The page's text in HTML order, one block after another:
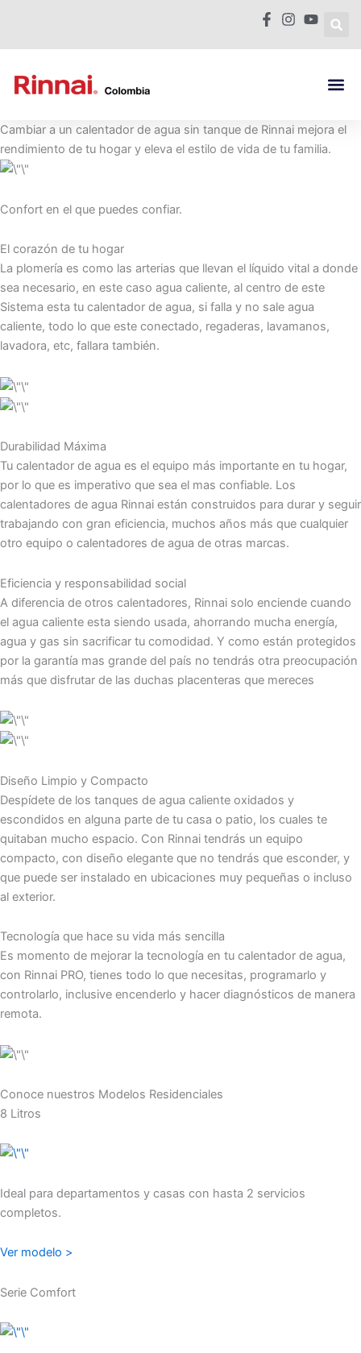
contenido
Cambiar a un calentador de agua sin tanque de Rinnai mejora el
rendimiento de tu hogar y eleva el estilo de vida de tu familia.
Confort en el que puedes confiar.
El corazón de tu hogar
La plomería es como las arterias que llevan el líquido vital a donde
sea necesario, en este caso agua caliente, al centro de este
Sistema esta tu calentador de agua, si falla y no sale agua
caliente, todo lo que este conectado, regaderas, lavamanos,
lavadora, etc, fallara también.
Durabilidad Máxima
Tu calentador de agua es el equipo más importante en tu hogar,
por lo que es imperativo que sea el mas confiable. Los
calentadores de agua Rinnai están construidos para durar y seguir
trabajando con gran eficiencia, muchos años más que cualquier
otro equipo o calentadores de agua de otras marcas.
Eficiencia y responsabilidad social
A diferencia de otros calentadores, Rinnai solo enciende cuando
el agua caliente esta siendo usada, ahorrando mucha energía,
agua y gas sin sacrificar tu comodidad. Y como están protegidos
por la garantía mas grande del país no tendrás otra preocupación
más que disfrutar de las duchas placenteras que mereces
Diseño Limpio y Compacto
Despídete de los tanques de agua caliente oxidados y
escondidos en alguna parte de tu casa o patio, los cuales te
quitaban mucho espacio. Con Rinnai tendrás un equipo
compacto, con diseño elegante que no tendrás que esconder, y
que puede ser instalado en ubicaciones muy pequeñas o incluso
al exterior.
Tecnología que hace su vida más sencilla
Es momento de mejorar la tecnología en tu calentador de agua,
con Rinnai PRO, tienes todo lo que necesitas, programarlo y
controlarlo, inclusive encenderlo y hacer diagnósticos de manera
remota.
Conoce nuestros Modelos Residenciales
8 Litros
Ideal para departamentos y casas con hasta 2 servicios
completos.
Ver modelo >
Serie Comfort